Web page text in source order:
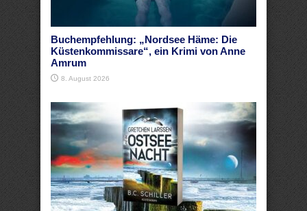
Buchempfehlung: „Nordsee Häme: Die
Küstenkommissare“, ein Krimi von Anne
Amrum
8. August 2026